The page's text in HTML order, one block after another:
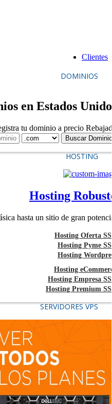
Clientes
DOMINIOS
en Estados
tu dominio a precio
HOSTING
Hosting
hasta un sitio de gran
Hosting Oferta
Hosting Pyme
Hosting
Hosting
Hosting Empresa
Hosting Premium
SERVIDORES VPS